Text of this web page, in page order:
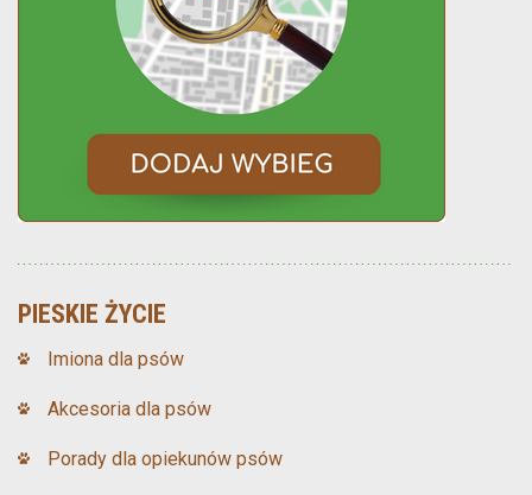
PIESKIE ŻYCIE
Imiona dla psów
Akcesoria dla psów
Porady dla opiekunów psów